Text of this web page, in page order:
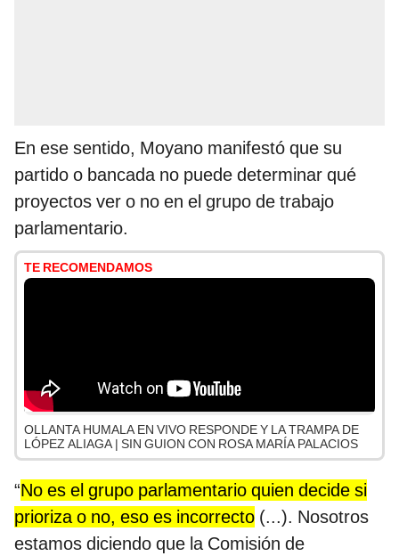
En ese sentido, Moyano manifestó que su
partido o bancada no puede determinar qué
proyectos ver o no en el grupo de trabajo
parlamentario.
TE RECOMENDAMOS
OLLANTA HUMALA EN VIVO RESPONDE Y LA TRAMPA DE
LÓPEZ ALIAGA | SIN GUION CON ROSA MARÍA PALACIOS
“No es el grupo parlamentario quien decide si
prioriza o no, eso es incorrecto (...). Nosotros
estamos diciendo que la Comisión de